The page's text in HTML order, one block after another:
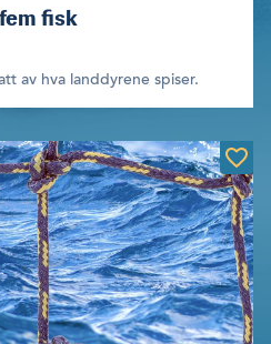
fisk
av hva landdyrene spiser.